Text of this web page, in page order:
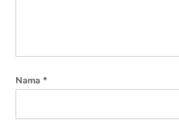
Nama*